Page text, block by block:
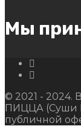
Мы
© 2021 -
ПИЦЦА (Суши
публичной